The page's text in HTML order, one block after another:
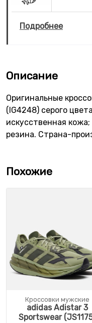
Подробнее
Описание
Оригинальные
(IG4248) серого
искусственная
резина. Страна-
Похожие
Кроссовки мужские
adidas Adistar 3
Sportswear